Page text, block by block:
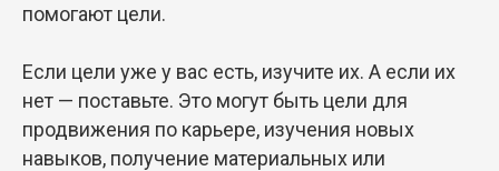
помогают цели.
Если цели уже у вас есть, изучите их. А если их
нет — поставьте. Это могут быть цели для
продвижения по карьере, изучения новых
навыков, получение материальных или